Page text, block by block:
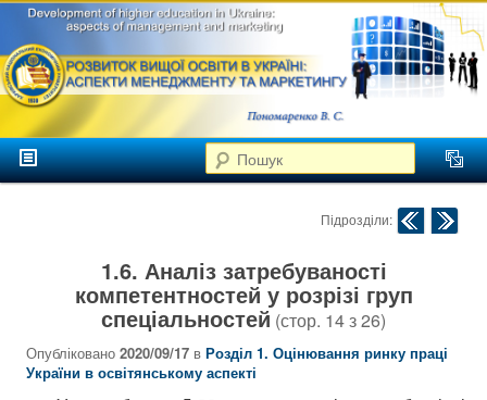
Розвиток
вищої
освіти в
Україні
аспекти
менеджменту та
маркетингу
Пошук
Головне менюПерейти до головного контенту
Перейти до додаткового контенту
Навігація по
Підрозділи:
1.6. Аналіз затребуваності
компетентностей у розрізі груп
спеціальностей (стор. 14з26)
Опубліковано2020/09/17 вРозділ 1. Оцінювання ринку праці
України в освітянському аспекті